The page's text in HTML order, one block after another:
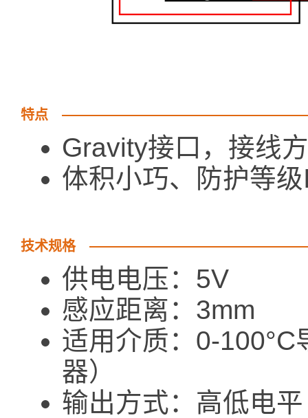
特点
Gravity接口，接线
体积小巧、防护等
技术规格
供电电压：5V
感应距离：3mm
适用介质：0-
器）
输出方式：高低电